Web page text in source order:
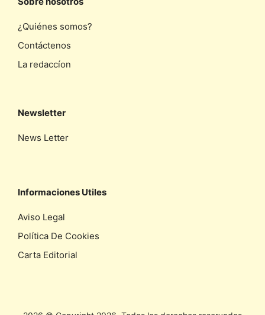
¿Quiénes somos?
Contáctenos
La redaccíon
Newsletter
News Letter
Informaciones Utiles
Aviso Legal
Política De Cookies
Carta Editorial